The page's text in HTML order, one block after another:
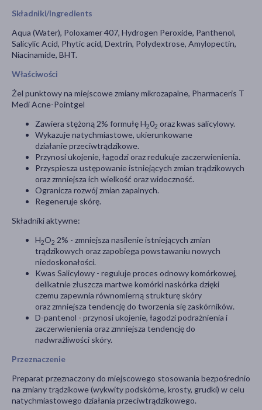
Składniki/Ingredients
Aqua (Water), Poloxamer 407, Hydrogen Peroxide, Panthenol,
Salicylic Acid, Phytic acid, Dextrin, Polydextrose, Amylopectin,
Niacinamide, BHT.
Właściwości
Żel punktowy na miejscowe zmiany mikrozapalne, Pharmaceris T
Medi Acne-Pointgel
Zawiera stężoną 2% formułę H202 oraz kwas salicylowy.
Wykazuje natychmiastowe, ukierunkowane
działanie przeciwtrądzikowe.
Przynosi ukojenie, łagodzi oraz redukuje zaczerwienienia.
Przyspiesza ustępowanie istniejących zmian trądzikowych
oraz zmniejsza ich wielkość oraz widoczność.
Ogranicza rozwój zmian zapalnych.
Regeneruje skórę.
Składniki aktywne:
H2O2 2% - zmniejsza nasilenie istniejących zmian
trądzikowych oraz zapobiega powstawaniu nowych
niedoskonałości.
Kwas Salicylowy - reguluje proces odnowy komórkowej,
delikatnie złuszcza martwe komórki naskórka dzięki
czemu zapewnia równomierną strukturę skóry
oraz zmniejsza tendencję do tworzenia się zaskórników.
D-pantenol - przynosi ukojenie, łagodzi podrażnienia i
zaczerwienienia oraz zmniejsza tendencję do
nadwrażliwości skóry.
Przeznaczenie
Preparat przeznaczony do miejscowego stosowania bezpośrednio
na zmiany trądzikowe (wykwity podskórne, krosty, grudki) w celu
natychmiastowego działania przeciwtrądzikowego.